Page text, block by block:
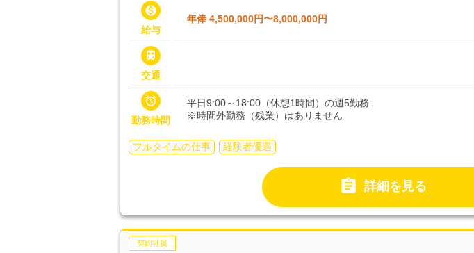

給与
年俸 4,500,000円〜8,000,000円

交通

勤務時間
平日9:00～18:00（休憩1時間）の週5勤務
※時間外勤務（残業）はありません
フルタイムの仕事 経験者優遇
 詳細を見る
契約社員